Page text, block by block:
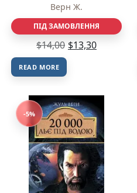
Верн Ж.
ПІД ЗАМОВЛЕННЯ
$14,00 $13,30
READ MORE
-5%